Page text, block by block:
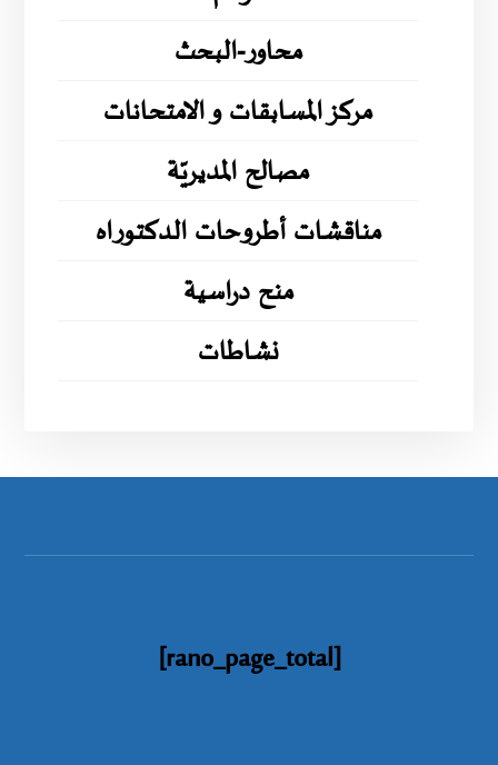
محاور-البحث
مركز المسابقات و الامتحانات
مصالح المديريّة
مناقشات أطروحات الدكتوراه
منح دراسية
نشاطات
[rano_page_total]